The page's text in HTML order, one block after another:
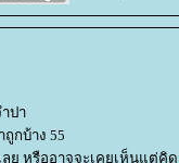
ปา
กบ้าง 55
ย หรืออาจจะเคยเห็นแต่คิ